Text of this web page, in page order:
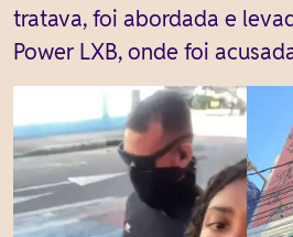
tratava, foi abordada e
Power LXB, onde foi